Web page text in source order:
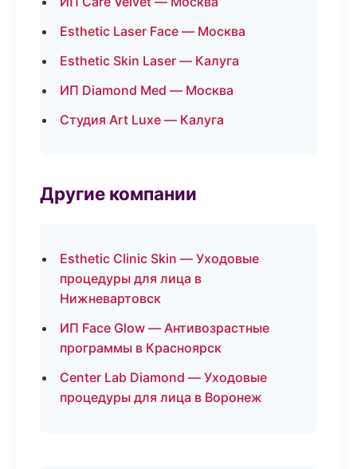
Esthetic Laser Face — Москва
Esthetic Skin Laser — Калуга
ИП Diamond Med — Москва
Студия Art Luxe — Калуга
Другие компании
Esthetic Clinic Skin — Уходовые
процедуры для лица в
Нижневартовск
ИП Face Glow — Антивозрастные
программы в Красноярск
Center Lab Diamond — Уходовые
процедуры для лица в Воронеж